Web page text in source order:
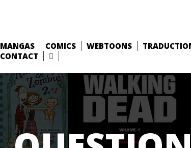
MANGAS COMICS WEBTOONS
CONTACT